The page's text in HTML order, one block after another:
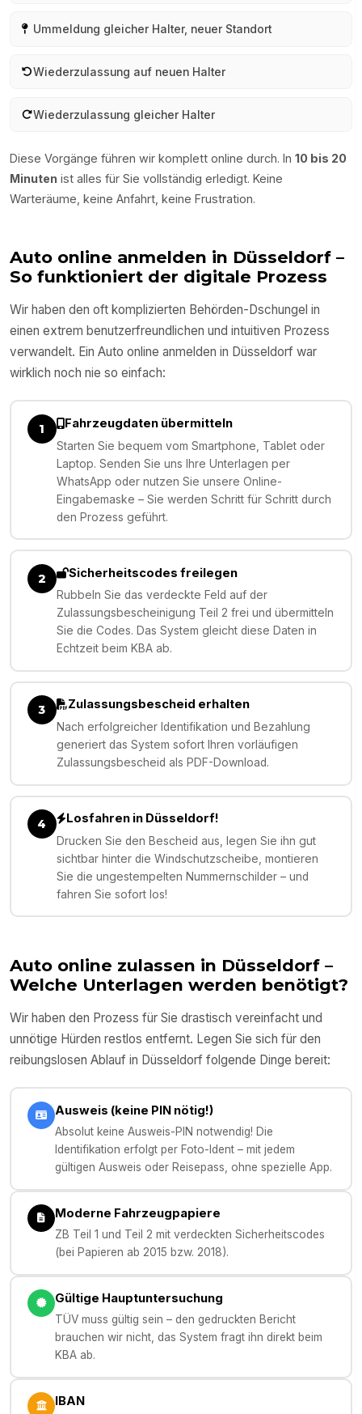
Ummeldung gleicher Halter, neuer Standort
Wiederzulassung auf neuen Halter
Wiederzulassung gleicher Halter
Diese Vorgänge führen wir komplett online durch. In 10 bis 20
Minuten ist alles für Sie vollständig erledigt. Keine
Warteräume, keine Anfahrt, keine Frustration.
Auto online anmelden in Düsseldorf –
So funktioniert der digitale Prozess
Wir haben den oft komplizierten Behörden-Dschungel in
einen extrem benutzerfreundlichen und intuitiven Prozess
verwandelt. Ein Auto online anmelden in Düsseldorf war
wirklich noch nie so einfach:
1 Fahrzeugdaten übermitteln
Starten Sie bequem vom Smartphone, Tablet oder
Laptop. Senden Sie uns Ihre Unterlagen per
WhatsApp oder nutzen Sie unsere Online-
Eingabemaske – Sie werden Schritt für Schritt durch
den Prozess geführt.
2 Sicherheitscodes freilegen
Rubbeln Sie das verdeckte Feld auf der
Zulassungsbescheinigung Teil 2 frei und übermitteln
Sie die Codes. Das System gleicht diese Daten in
Echtzeit beim KBA ab.
3 Zulassungsbescheid erhalten
Nach erfolgreicher Identifikation und Bezahlung
generiert das System sofort Ihren vorläufigen
Zulassungsbescheid als PDF-Download.
4 Losfahren in Düsseldorf!
Drucken Sie den Bescheid aus, legen Sie ihn gut
sichtbar hinter die Windschutzscheibe, montieren
Sie die ungestempelten Nummernschilder – und
fahren Sie sofort los!
Auto online zulassen in Düsseldorf –
Welche Unterlagen werden benötigt?
Wir haben den Prozess für Sie drastisch vereinfacht und
unnötige Hürden restlos entfernt. Legen Sie sich für den
reibungslosen Ablauf in Düsseldorf folgende Dinge bereit:
Ausweis (keine PIN nötig!)
Absolut keine Ausweis-PIN notwendig! Die
Identifikation erfolgt per Foto-Ident – mit jedem
gültigen Ausweis oder Reisepass, ohne spezielle App.
Moderne Fahrzeugpapiere
ZB Teil 1 und Teil 2 mit verdeckten Sicherheitscodes
(bei Papieren ab 2015 bzw. 2018).
Gültige Hauptuntersuchung
TÜV muss gültig sein – den gedruckten Bericht
brauchen wir nicht, das System fragt ihn direkt beim
KBA ab.
IBAN